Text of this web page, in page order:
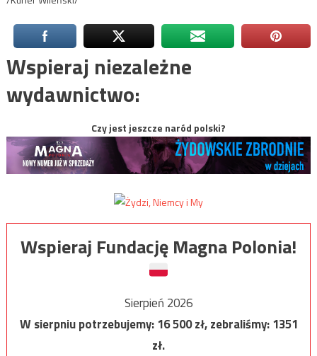
Wspieraj niezależne
wydawnictwo:
Czy jest jeszcze naród polski?
Wspieraj Fundację Magna Polonia!
Sierpień 2026
W sierpniu potrzebujemy:16 500zł, zebraliśmy:1351
zł.